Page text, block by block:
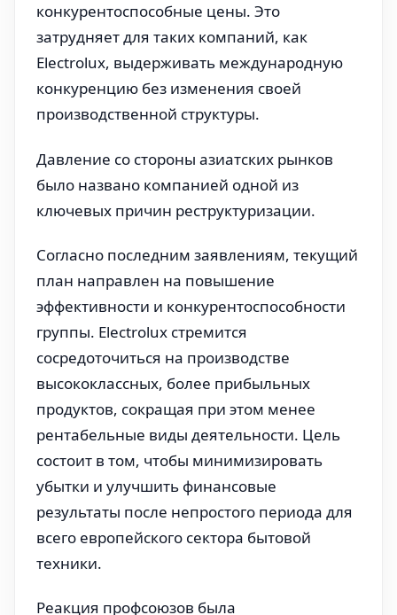
конкурентоспособные цены. Это
затрудняет для таких компаний, как
Electrolux, выдерживать международную
конкуренцию без изменения своей
производственной структуры.
Давление со стороны азиатских рынков
было названо компанией одной из
ключевых причин реструктуризации.
Согласно последним заявлениям, текущий
план направлен на повышение
эффективности и конкурентоспособности
группы. Electrolux стремится
сосредоточиться на производстве
высококлассных, более прибыльных
продуктов, сокращая при этом менее
рентабельные виды деятельности. Цель
состоит в том, чтобы минимизировать
убытки и улучшить финансовые
результаты после непростого периода для
всего европейского сектора бытовой
техники.
Реакция профсоюзов была